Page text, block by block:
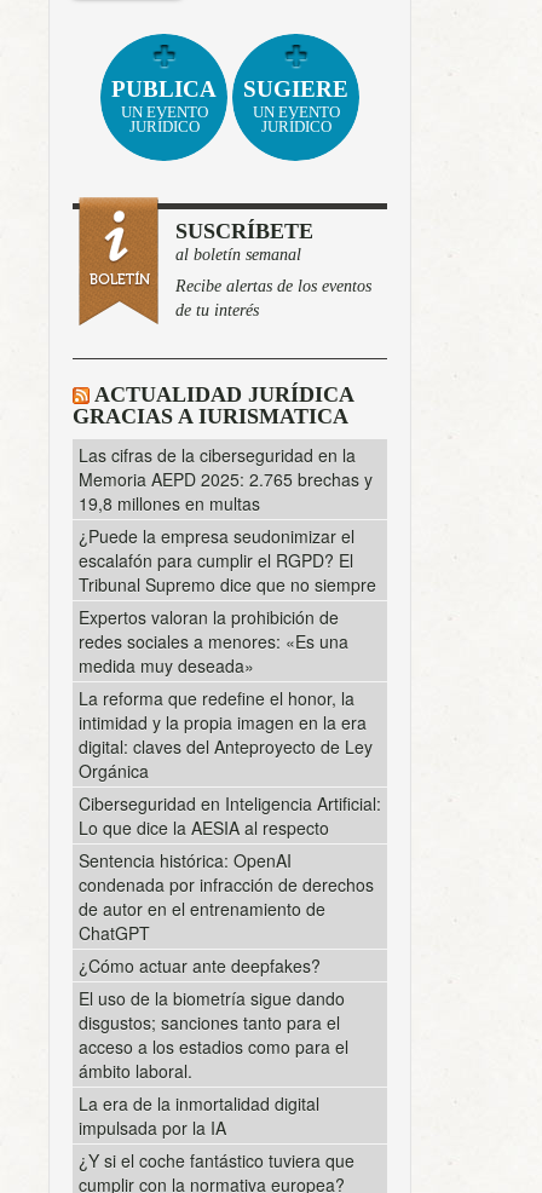
PUBLICA
UN EVENTO
JURÍDICO
SUGIERE
UN EVENTO
JURÍDICO
SUSCRÍBETE
al boletín semanal
Recibe alertas de los eventos
de tu interés
ACTUALIDAD JURÍDICA
GRACIAS A IURISMATICA
Las cifras de la ciberseguridad en la
Memoria AEPD 2025: 2.765 brechas y
19,8 millones en multas
¿Puede la empresa seudonimizar el
escalafón para cumplir el RGPD? El
Tribunal Supremo dice que no siempre
Expertos valoran la prohibición de
redes sociales a menores: «Es una
medida muy deseada»
La reforma que redefine el honor, la
intimidad y la propia imagen en la era
digital: claves del Anteproyecto de Ley
Orgánica
Ciberseguridad en Inteligencia Artificial:
Lo que dice la AESIA al respecto
Sentencia histórica: OpenAI
condenada por infracción de derechos
de autor en el entrenamiento de
ChatGPT
¿Cómo actuar ante deepfakes?
El uso de la biometría sigue dando
disgustos; sanciones tanto para el
acceso a los estadios como para el
ámbito laboral.
La era de la inmortalidad digital
impulsada por la IA
¿Y si el coche fantástico tuviera que
cumplir con la normativa europea?